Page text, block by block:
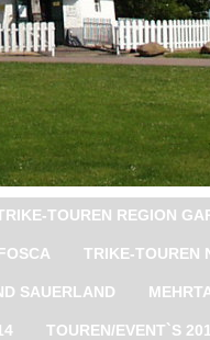
TOUREN REGION
TRIKE-TOUREN
SAUERLAND
TOUREN/EVENT`S